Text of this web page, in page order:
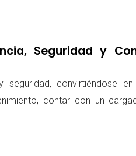
Seguridad y
convirtiéndose
contar con un